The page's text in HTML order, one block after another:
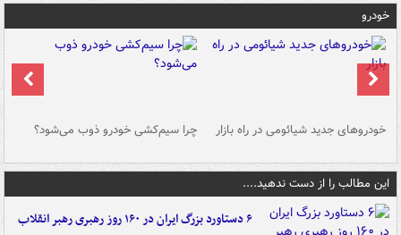
خودرو
خودروهای جدید شیائومی در راه بازار چرا سیم‌کشی خودرو ذوب می‌شود؟
این مطالب را از دست ندهید....
۶ دستاورد بزرگ ایران در ۱۶۰ روز رهبری رهبر انقلاب